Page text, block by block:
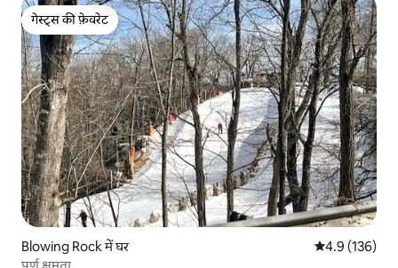
गेस्ट्स की फ़ेवरेट
गेस्ट्स की फ़ेवरेट
Blowing Rock में घर औसत रेटिंग 5 में
4.9 (136)